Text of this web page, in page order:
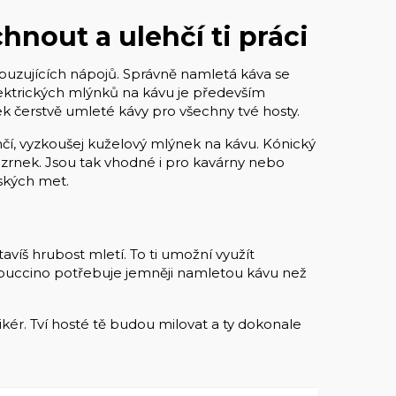
a ulehčí ti práci
nápojů. Správně namletá káva se
mlýnků na kávu je především
umleté kávy pro všechny tvé hosty.
vyzkoušej kuželový mlýnek na kávu. Kónický
Jsou tak vhodné i pro kavárny nebo
met.
hrubost mletí. To ti umožní využít
potřebuje jemněji namletou kávu než
Tví hosté tě budou milovat a ty dokonale